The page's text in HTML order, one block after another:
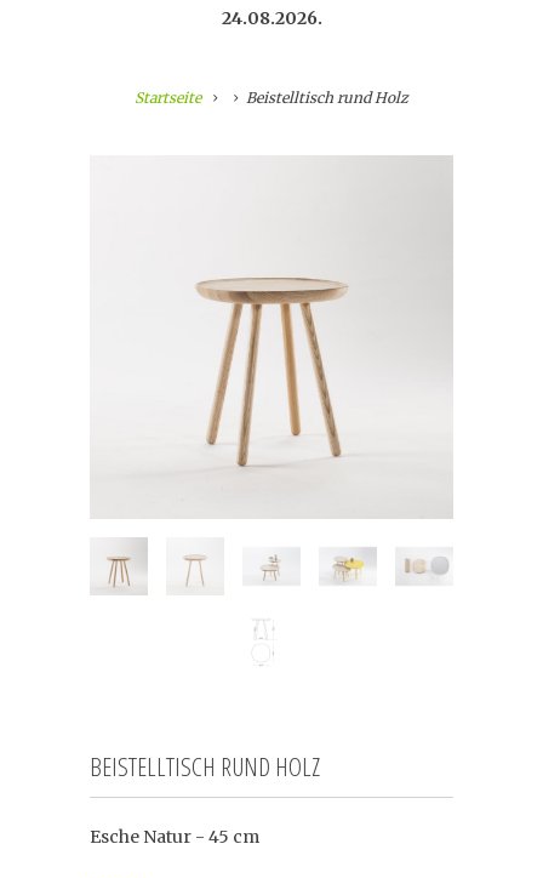
24.08.2026.
Startseite Beistelltisch rund Holz
BEISTELLTISCH RUND HOLZ
Esche Natur - 45 cm